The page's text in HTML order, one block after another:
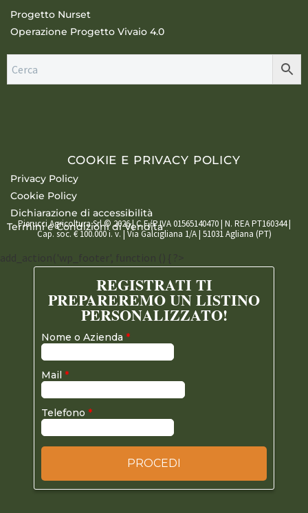
Progetto Nurset
Operazione Progetto Vivaio 4.0
COOKIE E PRIVACY POLICY
Privacy Policy
Cookie Policy
Dichiarazione di accessibilità
Termini e Condizioni di Vendita
Pierucci Agricoltura Srl © 2026 | C.F./P.IVA 01565140470 | N. REA PT160344 |
Cap. soc. € 100.000 i. v. | Via Galcigliana 1/A | 51031 Agliana (PT)
add_action('wp_footer', function () { ?>